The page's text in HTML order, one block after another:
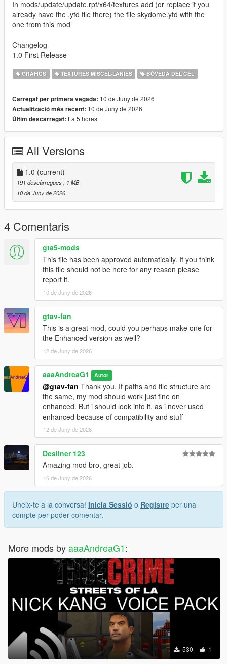
In mods/update/update.rpf/x64/textures add (or replace if you
already have the .ytd file there) the file skydome.ytd with the
one from this mod
Changelog
1.0 First Release
GRÀFICS TEXTURES MISCEL·LÀNIES BÒVEDA DEL CEL
Carregat per primera vegada: 10 de Juny de 2026
Actualització més recent: 10 de Juny de 2026
Últim descarregat: Fa 5 hores
All Versions
1.0 (current)
191 descàrregues
, 1 MB
10 de Juny de 2026
4 Comentaris
gta5-mods
This file has been approved automatically. If you think
this file should not be here for any reason please
report it.
10 de Juny de 2026
gtav-fan
This is a great mod, could you perhaps make one for
the Enhanced version as well?
12 de Juny de 2026
aaaAndreaG1 Autor
@gtav-fan Thank you. If paths and file structure are
the same, my mod should work just fine on
enhanced. But i should look into it, as i never used
enhanced because of compatibility and stuff
12 de Juny de 2026
Desiiner 123
Amazing mod bro, great job.
16 de Juny de 2026
Uneix-te a la conversa! Inicia Sessió o Registre per una
compte per poder comentar.
More mods byaaaAndreaG1:
530 1